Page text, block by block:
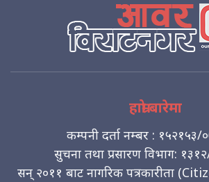
हाम्रो बारेमा
कम्पनी दर्ता नम्बर : १५२१५३/
सुचना तथा प्रसारण विभाग:
सन् २०११ बाट नागरिक पत्रकारीता